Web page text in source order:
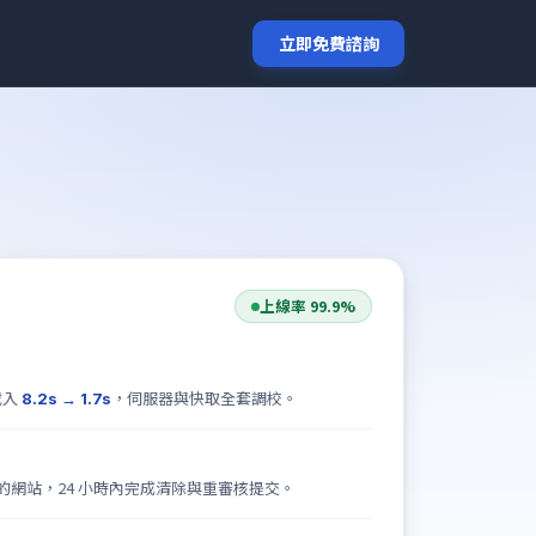
立即免費諮詢
上線率 99.9%
8.2s → 1.7s ，伺服器與快取全套調校。
網站，24 小時內完成清除與重審核提交。